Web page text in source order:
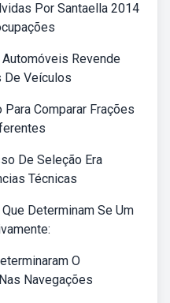
Por Santaella 2014
Revende
De Veículos
Comparar Frações
De Seleção Era
Técnicas
Determinam Se Um
O
Navegações